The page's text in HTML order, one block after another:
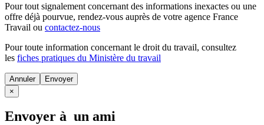
Pour tout signalement concernant des informations inexactes ou une
offre déjà pourvue, rendez-vous auprès de votre agence France
Travail ou contactez-nous
Pour toute information concernant le droit du travail, consultez
les fiches pratiques du Ministère du travail
Annuler
×
Envoyer à un ami